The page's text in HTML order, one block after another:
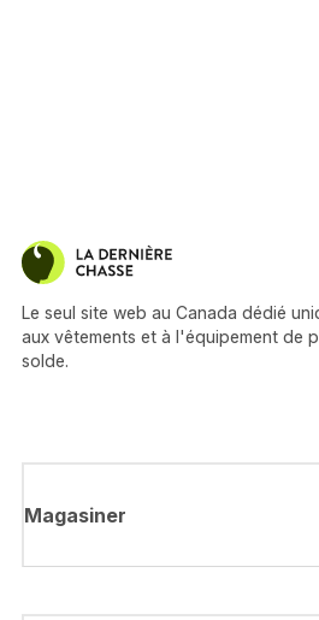
Le seul site web au Canada dédié
aux vêtements et à l'équipement de
solde.
Magasiner